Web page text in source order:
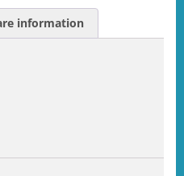
information